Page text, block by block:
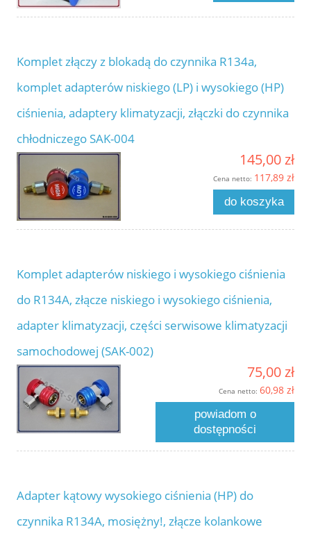
Komplet złączy z blokadą do czynnika R134a,
komplet adapterów niskiego (LP) i wysokiego (HP)
ciśnienia, adaptery klimatyzacji, złączki do czynnika
chłodniczego SAK-004
145,00 zł
Cena netto: 117,89 zł
do koszyka
Komplet adapterów niskiego i wysokiego ciśnienia
do R134A, złącze niskiego i wysokiego ciśnienia,
adapter klimatyzacji, części serwisowe klimatyzacji
samochodowej (SAK-002)
75,00 zł
Cena netto: 60,98 zł
powiadom o
dostępności
Adapter kątowy wysokiego ciśnienia (HP) do
czynnika R134A, mosiężny!, złącze kolankowe